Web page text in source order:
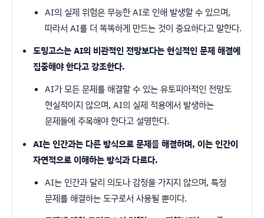
AI의 실제 위험은 무능한 AI로 인해 발생할 수 있으며,
따라서 AI를 더 똑똑하게 만드는 것이 중요하다고 말한다.
도밍고스는 AI의 비관적인 전망보다는 현실적인 문제 해결에
집중해야 한다고 강조한다.
AI가 모든 문제를 해결할 수 있는 유토피아적인 전망도
현실적이지 않으며, AI의 실제 적용에서 발생하는
문제들에 주목해야 한다고 설명한다.
AI는 인간과는 다른 방식으로 문제를 해결하며, 이는 인간이
자연적으로 이해하는 방식과 다르다.
AI는 인간과 달리 의도나 감정을 가지지 않으며, 특정
문제를 해결하는 도구로서 사용될 뿐이다.